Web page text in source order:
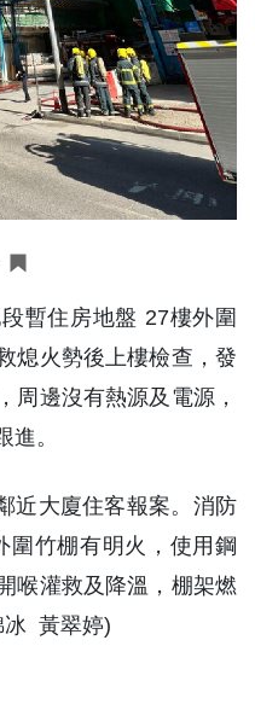
暫住房地盤 27樓外圍
熄火勢後上樓檢查，發
周邊沒有熱源及電源，
。
近大廈住客報案。消防
圍竹棚有明火，使用鋼
喉灌救及降溫，棚架燃
冰 黃翠婷)